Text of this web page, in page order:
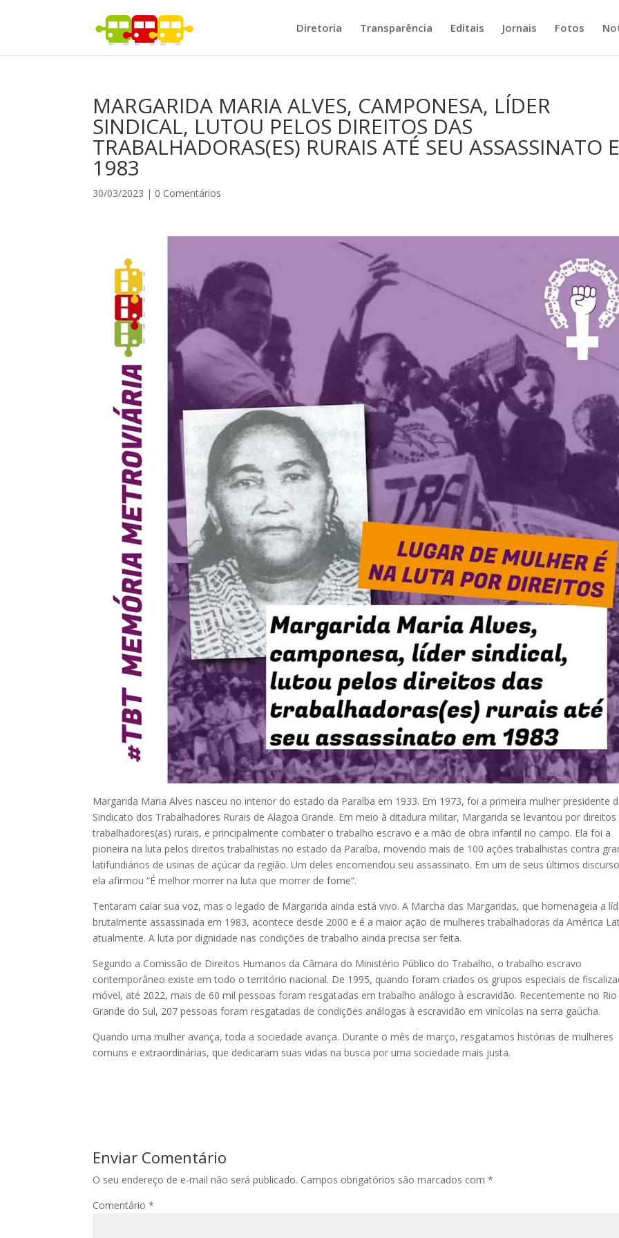
Diretoria Transparência Editais Jornais Fotos
MARGARIDA MARIA ALVES, CAMPONESA, LÍDER
SINDICAL, LUTOU PELOS DIREITOS DAS
TRABALHADORAS(ES) RURAIS ATÉ SEU ASSASSINATO
1983
30/03/2023 | 0 Comentários
Margarida Maria Alves nasceu no interior do estado da Paraíba em 1933. Em 1973, foi a primeira mulher presidente
Sindicato dos Trabalhadores Rurais de Alagoa Grande. Em meio à ditadura militar, Margarida se levantou por direitos
trabalhadores(as) rurais, e principalmente combater o trabalho escravo e a mão de obra infantil no campo. Ela foi a
pioneira na luta pelos direitos trabalhistas no estado da Paraíba, movendo mais de 100 ações trabalhistas contra
latifundiários de usinas de açúcar da região. Um deles encomendou seu assassinato. Em um de seus últimos
ela afirmou “É melhor morrer na luta que morrer de fome”.
Tentaram calar sua voz, mas o legado de Margarida ainda está vivo. A Marcha das Margaridas, que homenageia a
brutalmente assassinada em 1983, acontece desde 2000 e é a maior ação de mulheres trabalhadoras da América
atualmente. A luta por dignidade nas condições de trabalho ainda precisa ser feita.
Segundo a Comissão de Direitos Humanos da Câmara do Ministério Público do Trabalho, o trabalho escravo
contemporâneo existe em todo o território nacional. De 1995, quando foram criados os grupos especiais de
móvel, até 2022, mais de 60 mil pessoas foram resgatadas em trabalho análogo à escravidão. Recentemente no Rio
Grande do Sul, 207 pessoas foram resgatadas de condições análogas à escravidão em vinícolas na serra gaúcha.
Quando uma mulher avança, toda a sociedade avança. Durante o mês de março, resgatamos histórias de mulheres
comuns e extraordinárias, que dedicaram suas vidas na busca por uma sociedade mais justa.
Enviar Comentário
O seu endereço de e-mail não será publicado. Campos obrigatórios são marcados com*
Comentário*